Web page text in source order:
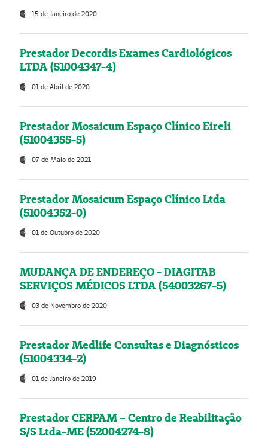
15 de Janeiro de 2020
Prestador Decordis Exames Cardiológicos
LTDA (51004347-4)
01 de Abril de 2020
Prestador Mosaicum Espaço Clínico Eireli
(51004355-5)
07 de Maio de 2021
Prestador Mosaicum Espaço Clínico Ltda
(51004352-0)
01 de Outubro de 2020
MUDANÇA DE ENDEREÇO - DIAGITAB
SERVIÇOS MÉDICOS LTDA (54003267-5)
03 de Novembro de 2020
Prestador Medlife Consultas e Diagnósticos
(51004334-2)
01 de Janeiro de 2019
Prestador CERPAM – Centro de Reabilitação
S/S Ltda-ME (52004274-8)